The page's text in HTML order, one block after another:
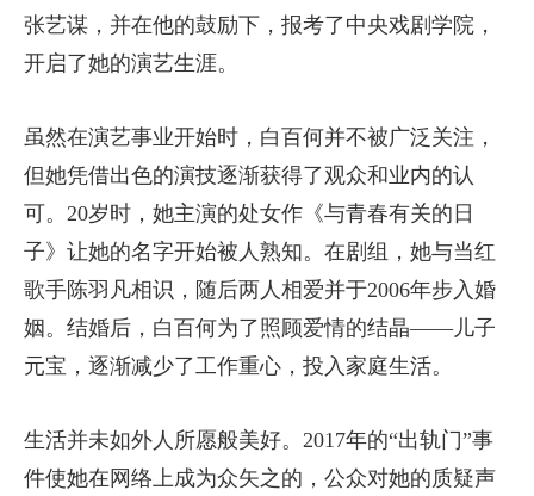
张艺谋，并在他的鼓励下，报考了中央戏剧学院，
开启了她的演艺生涯。
虽然在演艺事业开始时，白百何并不被广泛关注，
但她凭借出色的演技逐渐获得了观众和业内的认
可。20岁时，她主演的处女作《与青春有关的日
子》让她的名字开始被人熟知。在剧组，她与当红
歌手陈羽凡相识，随后两人相爱并于2006年步入婚
姻。结婚后，白百何为了照顾爱情的结晶——儿子
元宝，逐渐减少了工作重心，投入家庭生活。
生活并未如外人所愿般美好。2017年的“出轨门”事
件使她在网络上成为众矢之的，公众对她的质疑声